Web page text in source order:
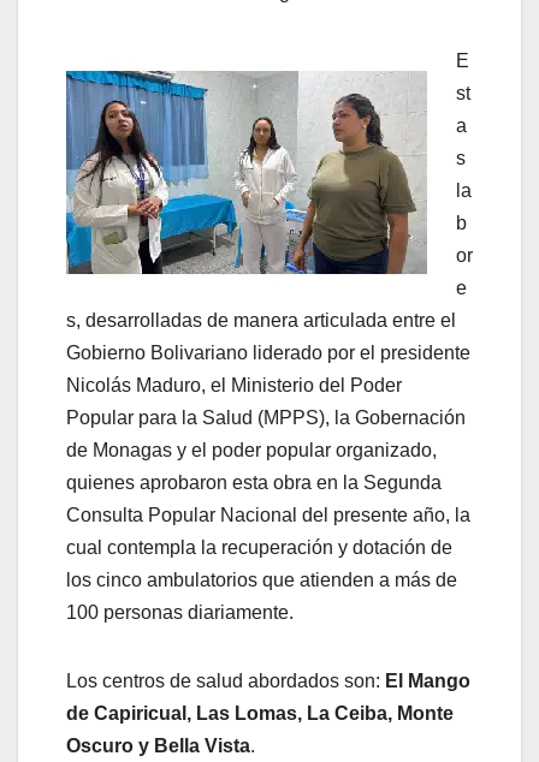
E
st
a
s
la
b
or
e
s, desarrolladas de manera articulada entre el
Gobierno Bolivariano liderado por el presidente
Nicolás Maduro, el Ministerio del Poder
Popular para la Salud (MPPS), la Gobernación
de Monagas y el poder popular organizado,
quienes aprobaron esta obra en la Segunda
Consulta Popular Nacional del presente año, la
cual contempla la recuperación y dotación de
los cinco ambulatorios que atienden a más de
100 personas diariamente.
Los centros de salud abordados son: El Mango
de Capiricual, Las Lomas, La Ceiba, Monte
Oscuro y Bella Vista.